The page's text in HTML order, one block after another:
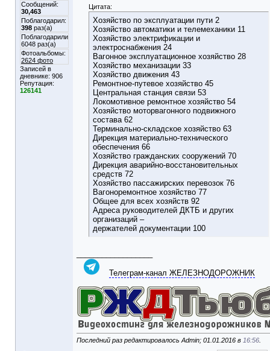
Сообщений:
30,463
Поблагодарил:
398 раз(а)
Поблагодарили
6048 раз(а)
Фотоальбомы:
2624 фото
Записей в
дневнике: 906
Репутация:
126141
Цитата:
Хозяйство по эксплуатации пути 2
Хозяйство автоматики и телемеханики 11
Хозяйство электрификации и
электроснабжения 24
Вагонное эксплуатационное хозяйство 28
Хозяйство механизации 33
Хозяйство движения 43
Ремонтное-путевое хозяйство 45
Центральная станция связи 53
Локомотивное ремонтное хозяйство 54
Хозяйство моторвагонного подвижного
состава 62
Терминально-складское хозяйство 63
Дирекция материально-технического
обеспечения 66
Хозяйство гражданских сооружений 70
Дирекция аварийно-восстановительных
средств 72
Хозяйство пассажирских перевозок 76
Вагоноремонтное хозяйство 77
Общее для всех хозяйств 92
Адреса руководителей ДКТБ и других
организаций –
держателей документации 100
Телеграм-канал ЖЕЛЕЗНОДОРОЖНИК
Последний раз редактировалось Admin; 01.01.2016 в 16:56